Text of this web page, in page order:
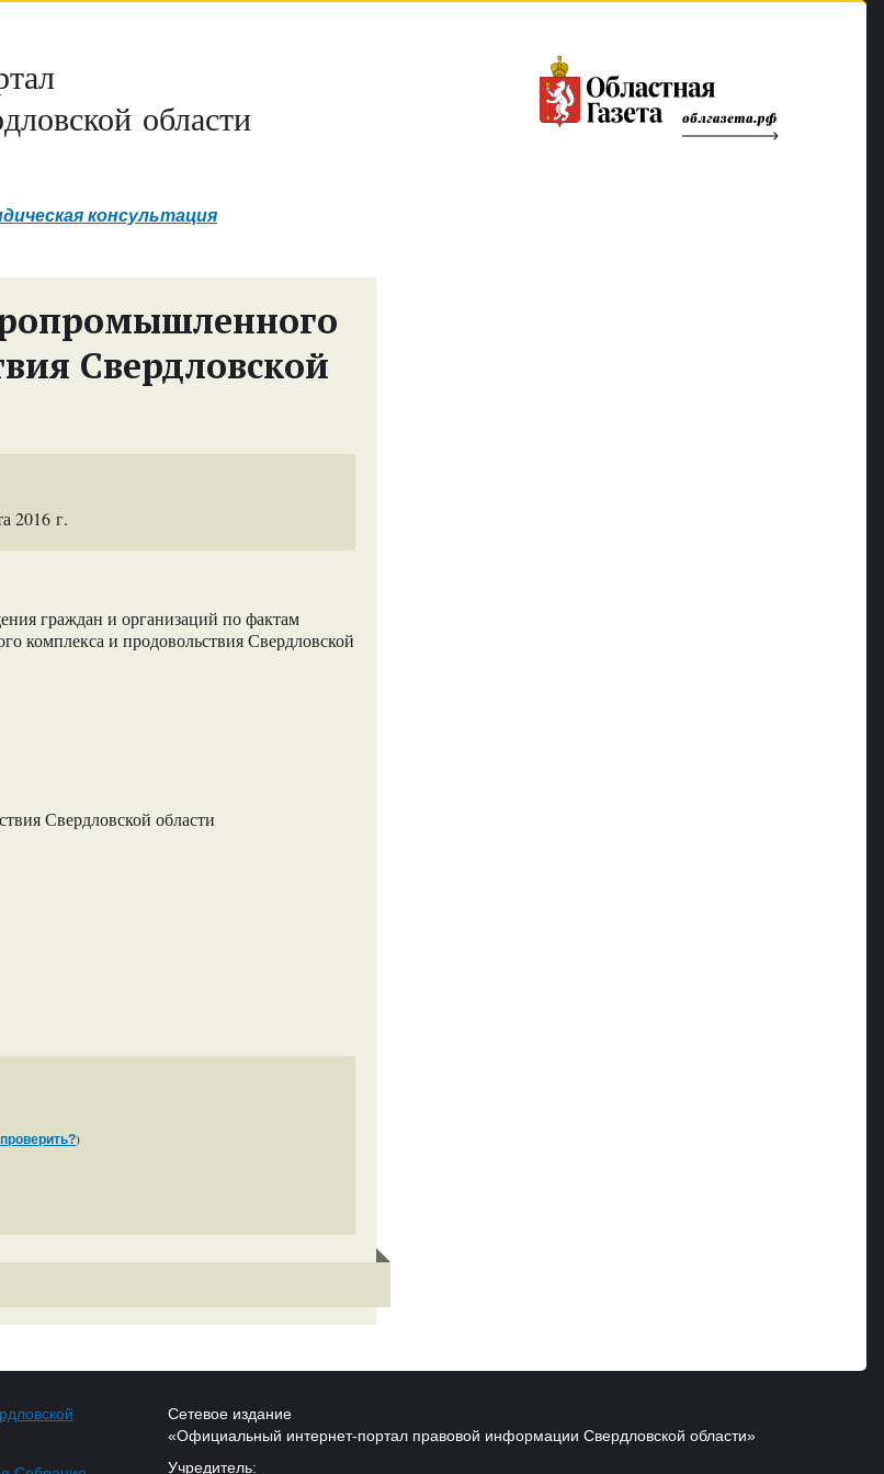
области
консультация
Свердловской
2016 г.
граждан и организаций по фактам
комплекса и продовольствия Свердловской
Свердловской области
)
Сетевое издание
«Официальный интернет-портал правовой информации Свердловской области»
Учредитель: